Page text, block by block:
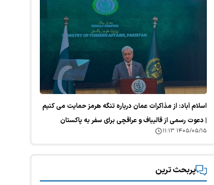
اسلام آباد: از مذاکرات عمان درباره تنگه هرمز حمایت می کنیم
| دعوت رسمی از قالیباف و عراقچی برای سفر به پاکستان
۱۴۰۵/۰۵/۱۵ ۱۱:۱۳
پربحث ترین